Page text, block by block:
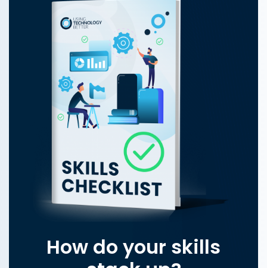
How do your skills